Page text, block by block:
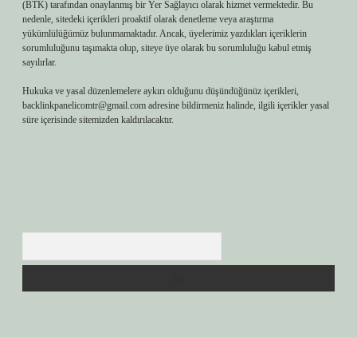
(BTK) tarafından onaylanmış bir Yer Sağlayıcı olarak hizmet vermektedir. Bu
nedenle, sitedeki içerikleri proaktif olarak denetleme veya araştırma
yükümlülüğümüz bulunmamaktadır. Ancak, üyelerimiz yazdıkları içeriklerin
sorumluluğunu taşımakta olup, siteye üye olarak bu sorumluluğu kabul etmiş
sayılırlar.
Hukuka ve yasal düzenlemelere aykırı olduğunu düşündüğünüz içerikleri,
backlinkpanelicomtr@gmail.com adresine bildirmeniz halinde, ilgili içerikler yasal
süre içerisinde sitemizden kaldırılacaktır.